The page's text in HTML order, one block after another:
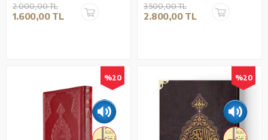
2.000,00 TL
1.600,00 TL
3.500,00 TL
2.800,00 TL
%20 %20